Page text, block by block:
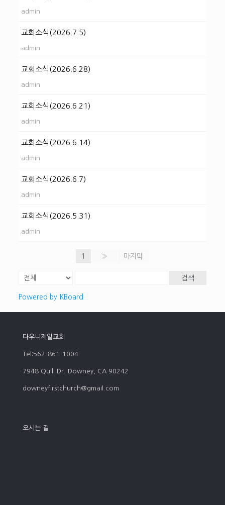
admin
교회소식(2026.7.5)
admin
교회소식(2026.6.28)
admin
교회소식(2026.6.21)
admin
교회소식(2026.6.14)
admin
교회소식(2026.6.7)
admin
교회소식(2026.5.31)
admin
1 » 마지막
검색
Powered by KBoard
다우니제일교회
Tel:562-861-1004
7948 Quill Dr. Downey, CA 90242
downeyfirstchurch@gmail.com
오시는 길